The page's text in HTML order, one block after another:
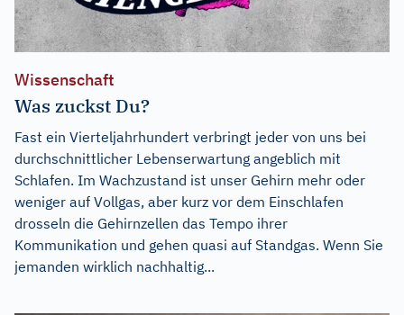
Wissenschaft
Was zuckst Du?
Fast ein Vierteljahrhundert verbringt jeder von uns bei
durchschnittlicher Lebenserwartung angeblich mit
Schlafen. Im Wachzustand ist unser Gehirn mehr oder
weniger auf Vollgas, aber kurz vor dem Einschlafen
drosseln die Gehirnzellen das Tempo ihrer
Kommunikation und gehen quasi auf Standgas. Wenn Sie
jemanden wirklich nachhaltig...